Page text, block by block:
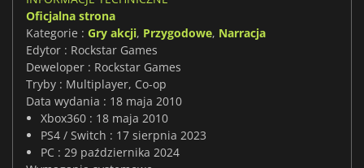
Oficjalna strona
Kategorie : Gry akcji, Przygodowe, Narracja
Edytor : Rockstar Games
Deweloper : Rockstar Games
Tryby : Multiplayer, Co-op
Data wydania : 18 maja 2010
Xbox360 : 18 maja 2010
PS4 / Switch : 17 sierpnia 2023
PC : 29 października 2024